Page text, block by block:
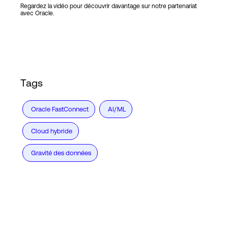
Regardez la vidéo pour découvrir davantage sur notre partenariat
avec Oracle.
Tags
Oracle FastConnect AI/ML
Cloud hybride
Gravité des données